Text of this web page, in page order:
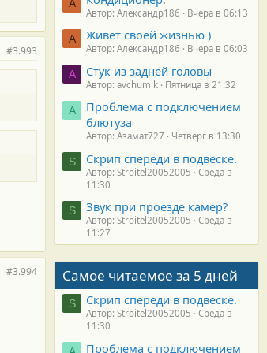
#3.993
#3.994
А
Автор: Александр186 Вчера в 06:13
А Живет своей жизнью )
Автор: Александр186 Вчера в 06:03
A Стук из задней головы
Автор: avchumik Пятница в 21:32
А
Проблема с подключением
блютуза
Автор: Азамат727 Четверг в 13:30
S Скрип спереди в подвеске.
Автор: Stroitel20052005
Среда в
11:30
S Звук при проезде камер?
Автор: Stroitel20052005
Среда в
11:27
Самое читаемое за 5 дней
S Скрип спереди в подвеске.
Автор: Stroitel20052005
Среда в
11:30
Проблема с подключением